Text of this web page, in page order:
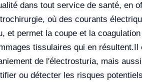
dans tout service de santé, en
où des courants
et permet la coupe et la
tissulaires qui en résultent.Il
de l'électrosturia, mais
ou détecter les risques